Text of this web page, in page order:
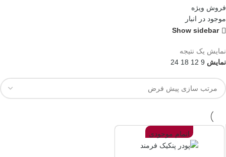
فروش ویژه
موجود در انبار
Show sidebar
نمایش یک نتیجه
نمایش 9
12
18
24
اتمام موجودی